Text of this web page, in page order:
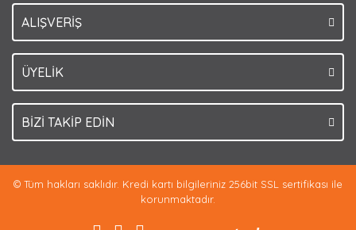
ALIŞVERİŞ
ÜYELİK
BİZİ TAKİP EDİN
© Tüm hakları saklıdır. Kredi kartı bilgileriniz 256bit SSL sertifikası ile
korunmaktadır.